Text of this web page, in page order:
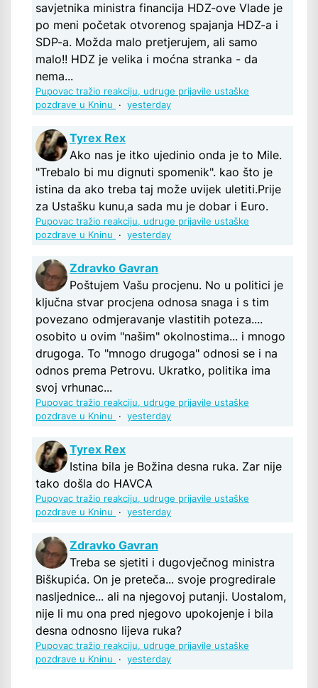
savjetnika ministra financija HDZ-ove Vlade je
po meni početak otvorenog spajanja HDZ-a i
SDP-a. Možda malo pretjerujem, ali samo
malo!! HDZ je velika i moćna stranka - da
nema...
Pupovac tražio reakciju, udruge prijavile ustaške
pozdrave u Kninu
· yesterday
Tyrex Rex
Ako nas je itko ujedinio onda je to Mile.
"Trebalo bi mu dignuti spomenik". kao što je
istina da ako treba taj može uvijek uletiti.Prije
za Ustašku kunu,a sada mu je dobar i Euro.
Pupovac tražio reakciju, udruge prijavile ustaške
pozdrave u Kninu
· yesterday
Zdravko Gavran
Poštujem Vašu procjenu. No u politici je
ključna stvar procjena odnosa snaga i s tim
povezano odmjeravanje vlastitih poteza....
osobito u ovim "našim" okolnostima... i mnogo
drugoga. To "mnogo drugoga" odnosi se i na
odnos prema Petrovu. Ukratko, politika ima
svoj vrhunac...
Pupovac tražio reakciju, udruge prijavile ustaške
pozdrave u Kninu
· yesterday
Tyrex Rex
Istina bila je Božina desna ruka. Zar nije
tako došla do HAVCA
Pupovac tražio reakciju, udruge prijavile ustaške
pozdrave u Kninu
· yesterday
Zdravko Gavran
Treba se sjetiti i dugovječnog ministra
Biškupića. On je preteča... svoje progredirale
nasljednice... ali na njegovoj putanji. Uostalom,
nije li mu ona pred njegovo upokojenje i bila
desna odnosno lijeva ruka?
Pupovac tražio reakciju, udruge prijavile ustaške
pozdrave u Kninu
· yesterday